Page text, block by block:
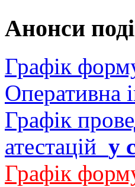
Анонси
Графік
Оперативна
Графік
атестацій у
Графік